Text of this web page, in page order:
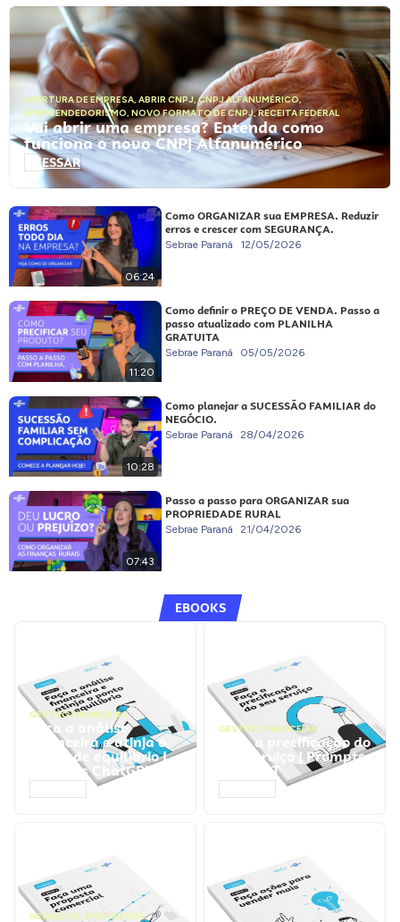
ABERTURA DE EMPRESA, ABRIR CNPJ,CNPJ ALFANUMÉRICO,
EMPREENDEDORISMO, NOVO FORMATO DE CNPJ,RECEITA FEDERAL
Vai abrir uma empresa? Entenda como
funciona o novo CNPJ Alfanumérico
ACESSAR
06:24
Como ORGANIZAR sua EMPRESA. Reduzir
erros e crescer com SEGURANÇA.
Sebrae Paraná 12/05/2026
11:20
Como definir o PREÇO DE VENDA. Passo a
passo atualizado com PLANILHA
GRATUITA
Sebrae Paraná 05/05/2026
10:28
Como planejar a SUCESSÃO FAMILIAR do
NEGÓCIO.
Sebrae Paraná 28/04/2026
07:43
Passo a passo para ORGANIZAR sua
PROPRIEDADE RURAL
Sebrae Paraná 21/04/2026
EBOOKS
GESTÃO FINANCEIRA
Faça a análise
financeira e atinja o
ponto de equilíbrio |
Prompts ChatGPT
GESTÃO FINANCEIRA
Faça a precificação do
seu serviço | Prompts
ChatGPT
NEGÓCIOS, PROCESSOS